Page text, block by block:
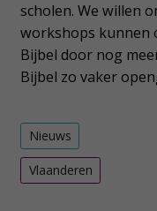
scholen. We willen
workshops kunnen
Bijbel door nog
Bijbel zo vaker
Nieuws
Vlaanderen